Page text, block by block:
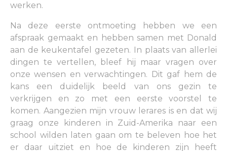
werken.
Na deze eerste ontmoeting hebben we een
afspraak gemaakt en hebben samen met Donald
aan de keukentafel gezeten. In plaats van allerlei
dingen te vertellen, bleef hij maar vragen over
onze wensen en verwachtingen. Dit gaf hem de
kans een duidelijk beeld van ons gezin te
verkrijgen en zo met een eerste voorstel te
komen. Aangezien mijn vrouw lerares is en dat wij
graag onze kinderen in Zuid-Amerika naar een
school wilden laten gaan om te beleven hoe het
er daar uitziet en hoe de kinderen zijn heeft